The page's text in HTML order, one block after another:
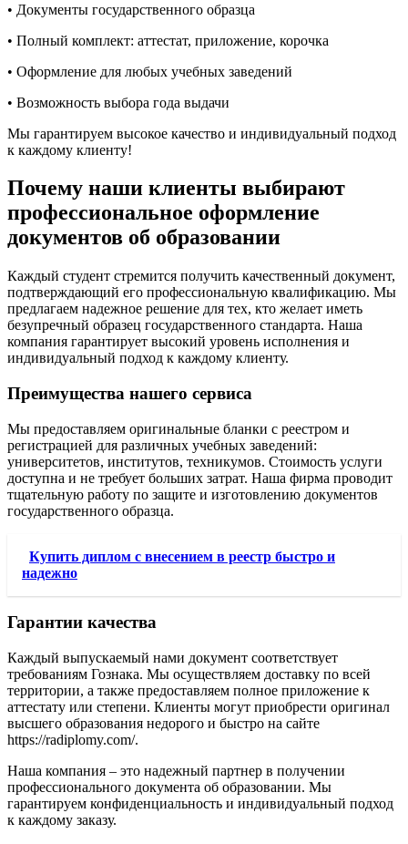
• Документы государственного образца
• Полный комплект: аттестат, приложение, корочка
• Оформление для любых учебных заведений
• Возможность выбора года выдачи
Мы гарантируем высокое качество и индивидуальный подход
к каждому клиенту!
Почему наши клиенты выбирают
профессиональное оформление
документов об образовании
Каждый студент стремится получить качественный документ,
подтверждающий его профессиональную квалификацию. Мы
предлагаем надежное решение для тех, кто желает иметь
безупречный образец государственного стандарта. Наша
компания гарантирует высокий уровень исполнения и
индивидуальный подход к каждому клиенту.
Преимущества нашего сервиса
Мы предоставляем оригинальные бланки с реестром и
регистрацией для различных учебных заведений:
университетов, институтов, техникумов. Стоимость услуги
доступна и не требует больших затрат. Наша фирма проводит
тщательную работу по защите и изготовлению документов
государственного образца.
Купить диплом с внесением в реестр быстро и
надежно
Гарантии качества
Каждый выпускаемый нами документ соответствует
требованиям Гознака. Мы осуществляем доставку по всей
территории, а также предоставляем полное приложение к
аттестату или степени. Клиенты могут приобрести оригинал
высшего образования недорого и быстро на сайте
https://radiplomy.com/.
Наша компания – это надежный партнер в получении
профессионального документа об образовании. Мы
гарантируем конфиденциальность и индивидуальный подход
к каждому заказу.